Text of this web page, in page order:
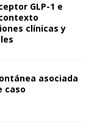
GLP-1 e
clínicas y
asociada
caso